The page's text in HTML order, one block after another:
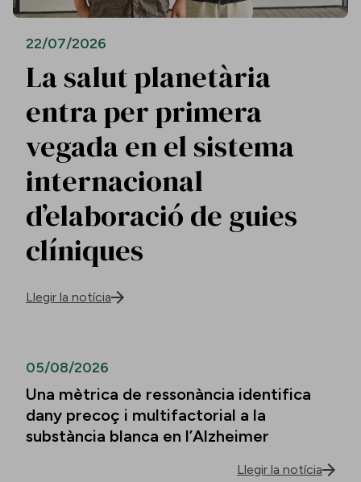
22/07/2026
La salut planetària
entra per primera
vegada en el sistema
internacional
d’elaboració de guies
clíniques
Llegir la notícia
05/08/2026
Una mètrica de ressonància identifica
dany precoç i multifactorial a la
substància blanca en l’Alzheimer
Llegir la notícia